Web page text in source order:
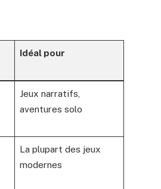
Idéal pour
Jeux narratifs,
aventures solo
La plupart des jeux
modernes